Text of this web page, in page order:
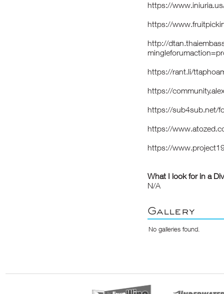
https://
https://
http://
https://rant.li/
https://
https://sub4sub.net/
https://
https://
What I look for in a
N/A
Gallery
No galleries found.